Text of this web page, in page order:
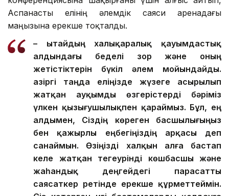
Аспанасты елінің әлемдік саяси аренадағы
маңызына ерекше тоқталды.
– Қытайдың халықаралық қауымдастық
алдындағы беделі зор және оның
жетістіктерін бүкіл әлем мойындайды.
Қазіргі таңда еліңізде жүзеге асырылып
жатқан ауқымды өзгерістерді бәріміз
үлкен қызығушылықпен қараймыз. Бұл, ең
алдымен, Сіздің көреген басшылығыңыз
бен қажырлы еңбегіңіздің арқасы деп
санаймын. Өзіңізді халқын алға бастап
келе жатқан тегеурінді көшбасшы және
жаһандық деңгейдегі парасатты
саясаткер ретінде ерекше құрметтеймін.